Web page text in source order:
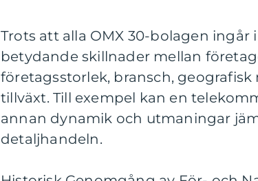
Trots att alla OMX 30-bolagen ingår
betydande skillnader mellan
företagsstorlek, bransch,
tillväxt. Till exempel kan en
annan dynamik och utmaningar
detaljhandeln.